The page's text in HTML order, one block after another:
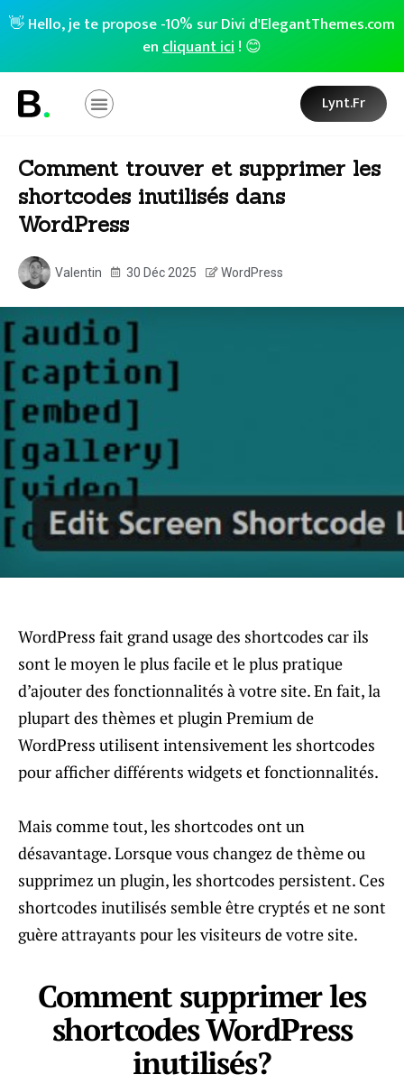
👋 Hello, je te propose -10% sur Divi d'ElegantThemes.com
encliquant ici! 😊
Lynt.fr
Comment trouver et supprimer les
shortcodes inutilisés dans
WordPress
Valentin 30 Déc 2025 WordPress
WordPress fait grand usage des shortcodes car ils
sont le moyen le plus facile et le plus pratique
d’ajouter des fonctionnalités à votre site. En fait, la
plupart des thèmes et plugin Premium de
WordPress utilisent intensivement les shortcodes
pour afficher différents widgets et fonctionnalités.
Mais comme tout, les shortcodes ont un
désavantage. Lorsque vous changez de thème ou
supprimez un plugin, les shortcodes persistent. Ces
shortcodes inutilisés semble être cryptés et ne sont
guère attrayants pour les visiteurs de votre site.
Comment supprimer les
shortcodes WordPress
inutilisés?